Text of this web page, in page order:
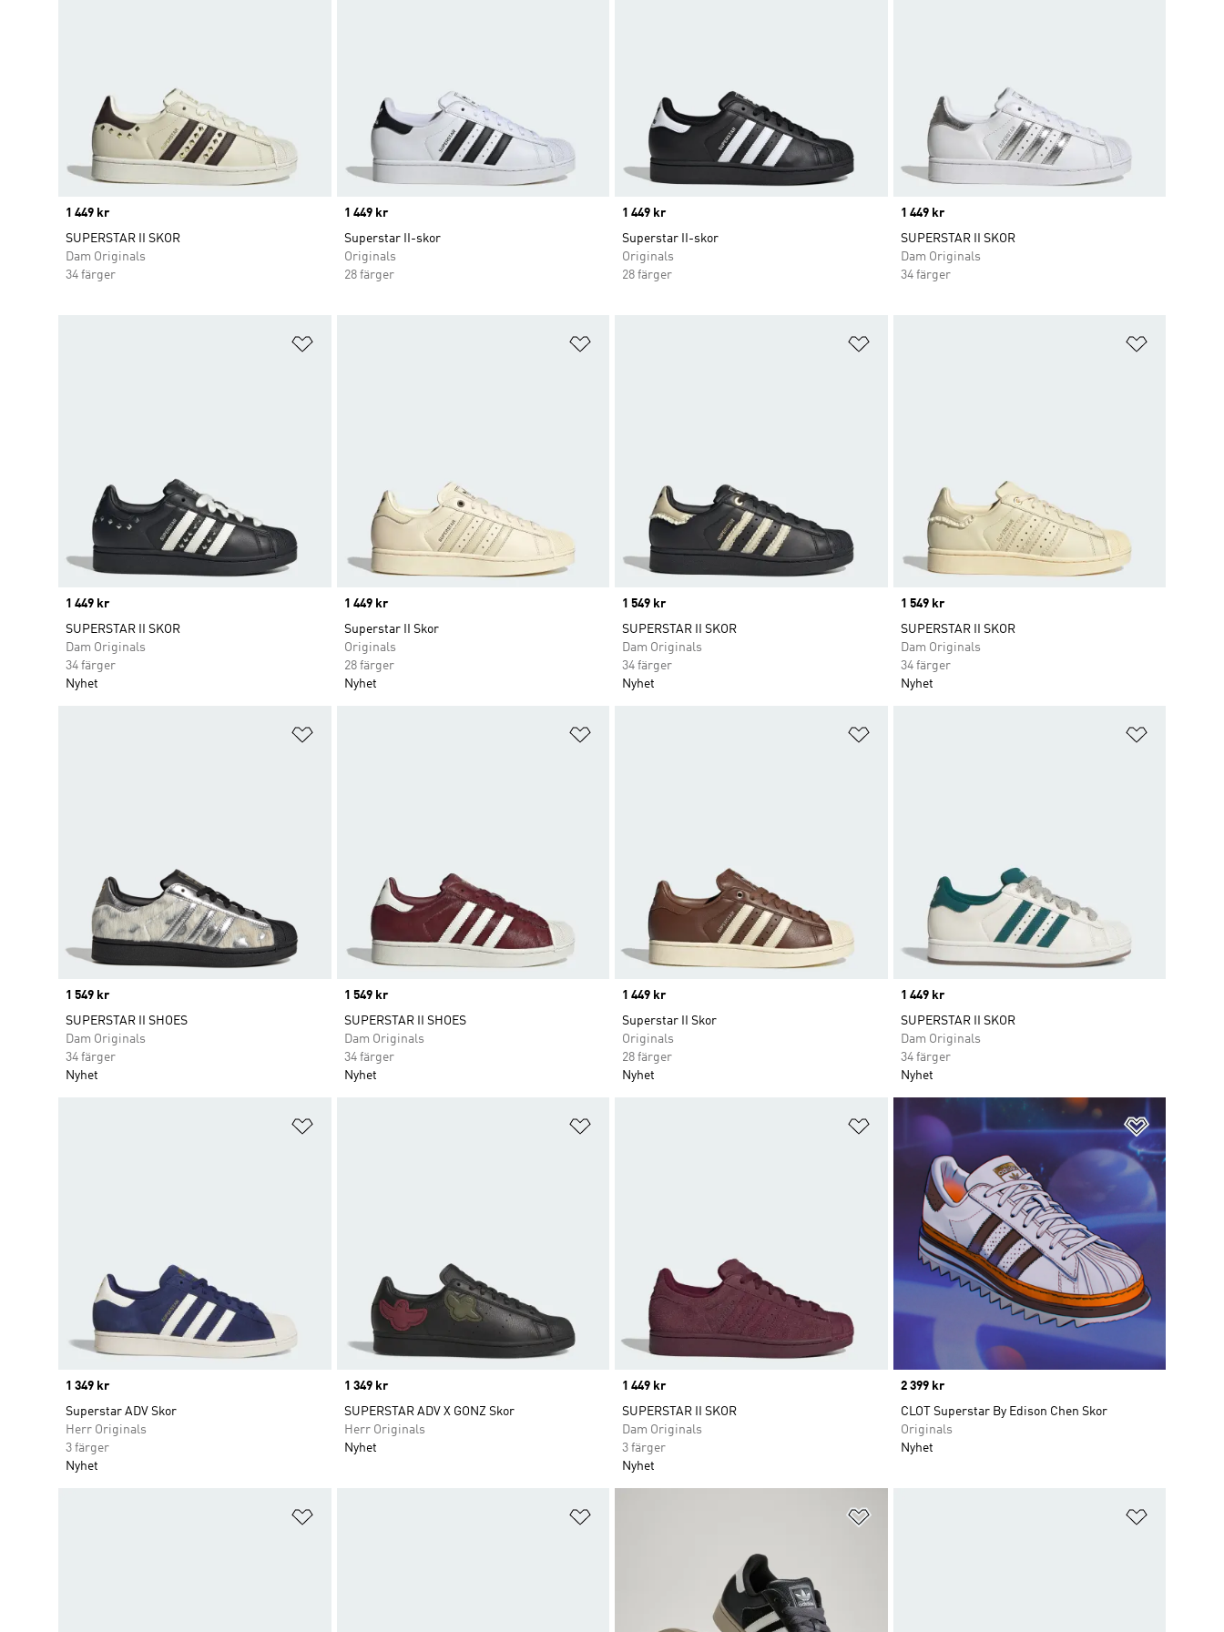
Price
1 449 kr
SUPERSTAR II SKOR
Dam Originals
34 färger
Price
1 449 kr
Superstar II-skor
Originals
28 färger
Price
1 449 kr
Superstar II-skor
Originals
28 färger
Price
1 449 kr
SUPERSTAR II SKOR
Dam Originals
34 färger
Price
1 449 kr
SUPERSTAR II SKOR
Dam Originals
34 färger
Nyhet
Price
1 449 kr
Superstar II Skor
Originals
28 färger
Nyhet
Price
1 549 kr
SUPERSTAR II SKOR
Dam Originals
34 färger
Nyhet
Price
1 549 kr
SUPERSTAR II SKOR
Dam Originals
34 färger
Nyhet
Price
1 549 kr
SUPERSTAR II SHOES
Dam Originals
34 färger
Nyhet
Price
1 549 kr
SUPERSTAR II SHOES
Dam Originals
34 färger
Nyhet
Price
1 449 kr
Superstar II Skor
Originals
28 färger
Nyhet
Price
1 449 kr
SUPERSTAR II SKOR
Dam Originals
34 färger
Nyhet
Price
1 349 kr
Superstar ADV Skor
Herr Originals
3 färger
Nyhet
Price
1 349 kr
SUPERSTAR ADV X GONZ Skor
Herr Originals
Nyhet
Lägg till på önskelistan
Price
1 449 kr
SUPERSTAR II SKOR
Dam Originals
3 färger
Nyhet
Price
2 399 kr
CLOT Superstar By Edison Chen Skor
Originals
Nyhet